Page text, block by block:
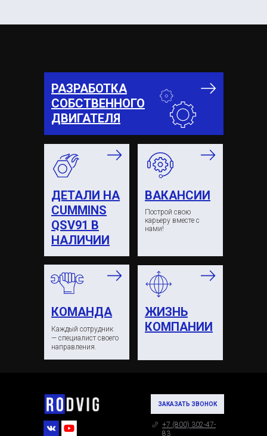
Построй свою
карьеру вместе с
нами!
ЖИЗНЬ
КОМПАНИИ
КОМАНДА
ВАКАНСИИ
ДЕТАЛИ НА
CUMMINS
QSV91 В
НАЛИЧИИ
Каждый сотрудник
— специалист своего
направления.
РАЗРАБОТКА
СОБСТВЕННОГО
ДВИГАТЕЛЯ
ЗАКАЗАТЬ ЗВОНОК
+7 (800) 302-47-
83